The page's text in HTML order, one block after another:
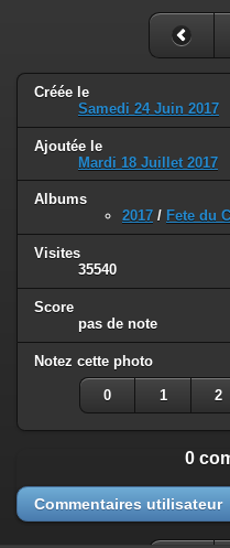
Créée le
Samedi 24 Juin 2017
Ajoutée le
Mardi 18 Juillet 2017
Albums
2017 / Fete du
Visites
35540
Score
pas de note
Notez cette photo
0 1 2
0
Commentaires utilisateur